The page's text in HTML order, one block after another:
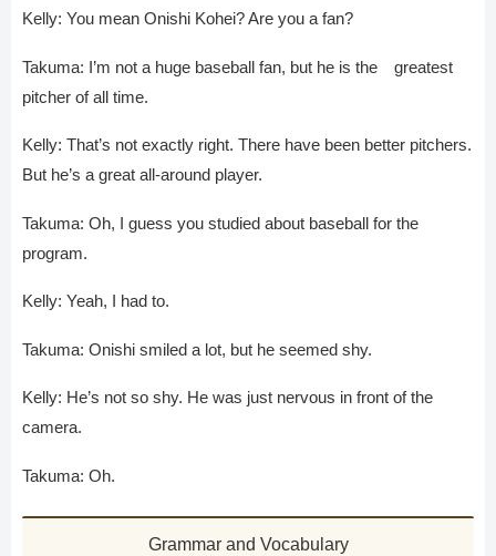
Kelly: You mean Onishi Kohei? Are you a fan?
Takuma: I’m not a huge baseball fan, but he is the greatest
pitcher of all time.
Kelly: That’s not exactly right. There have been better pitchers.
But he’s a great all-around player.
Takuma: Oh, I guess you studied about baseball for the
program.
Kelly: Yeah, I had to.
Takuma: Onishi smiled a lot, but he seemed shy.
Kelly: He’s not so shy. He was just nervous in front of the
camera.
Takuma: Oh.
Grammar and Vocabulary